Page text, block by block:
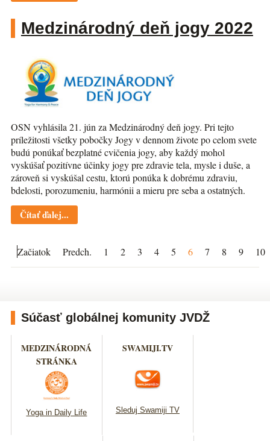
Medzinárodný deň jogy 2022
OSN vyhlásila 21. jún za Medzinárodný deň jogy. Pri tejto
príležitosti všetky pobočky Jogy v dennom živote po celom svete
budú ponúkať bezplatné cvičenia jogy, aby každý mohol
vyskúšať pozitívne účinky jogy pre zdravie tela, mysle i duše, a
zároveň si vyskúšal cestu, ktorú ponúka k dobrému zdraviu,
bdelosti, porozumeniu, harmónii a mieru pre seba a ostatných.
Čítať ďalej...
Začiatok Predch. 1 2 3 4 5 6 7 8 9 10
Súčasť globálnej komunity JVDŽ
MEDZINÁRODNÁ
STRÁNKA
Yoga in Daily Life
SWAMIJI.TV
Sleduj Swamiji TV